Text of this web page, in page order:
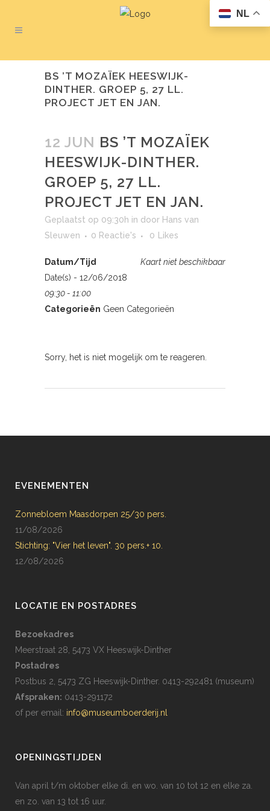
BS ’T MOZAÏEK HEESWIJK-
DINTHER. GROEP 5, 27 LL.
PROJECT JET EN JAN.
12 JUN BS ’T MOZAÏEK
HEESWIJK-DINTHER.
GROEP 5, 27 LL.
PROJECT JET EN JAN.
Geplaatst op 09:30h in door Hans van
Sleuwen
0 Reactie's 0 Likes
Kaart niet beschikbaar
Datum/Tijd
Date(s) - 12/06/2018
09:30 - 11:00
Categorieën Geen Categorieën
Sorry, het is niet mogelijk om te reageren.
EVENEMENTEN
Zonnebloem Maasdorpen 25/30 pers.
11/08/2026
Stichting: "Vier het leven". 30 pers.+ 10.
12/08/2026
LOCATIE EN POSTADRES
Bezoekadres
Meerstraat 28, 5473 VX Heeswijk-Dinther
Postadres
Postbus 2, 5473 ZG Heeswijk-Dinther. 0413-292481 (museum)
Afspraken: 0413-291172
of per email: info@museumboerderij.nl
OPENINGSTIJDEN
Van april t/m oktober elke di. en wo. van 10 tot 12 en elke za.
en zo. van 13 tot 16 uur.
NL